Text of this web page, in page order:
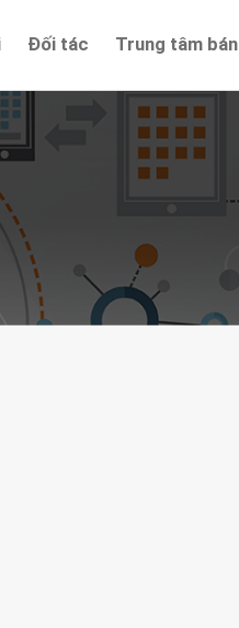
Đối tác Trung tâm bán